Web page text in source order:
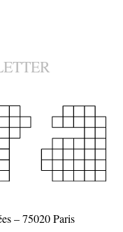
– 75020 Paris